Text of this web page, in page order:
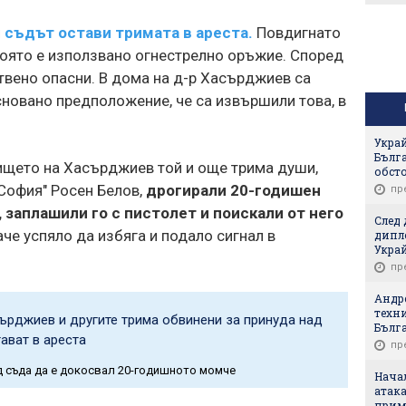
съдът остави тримата в ареста. Повдигнато
е използвано огнестрелно оръжие. Според
опасни. В дома на д-р Хасърджиев са
предположение, че са извършили това, в
на Хасърджиев той и още трима души,
Росен Белов, дрогирали 20-годишен
го с пистолет и поискали от него
успяло да избяга и подало сигнал в
и другите трима обвинени за принуда над
в ареста
съда да е докосвал 20-годишното момче
продава дела си в
дружеството зад Sofia
Ring Mall
След